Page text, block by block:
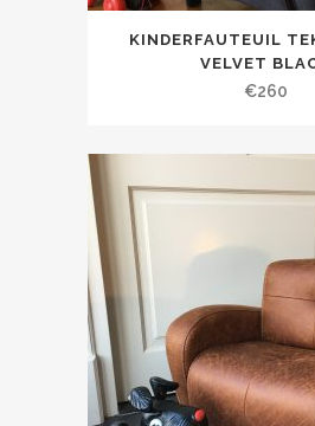
KINDERFAUTEUIL
VELVET
€260